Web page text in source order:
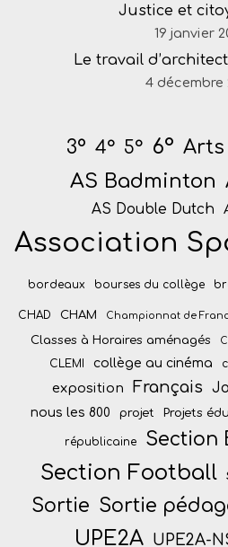
Justice et
19 janvier
Le travail
4 décembre
3° 4° 5° 6° Arts
AS Badminton
AS Double Dutch
Association
bordeaux bourses du collège
CHAD CHAM Championnat de
Classes à Horaires aménagés
CLEMI collège au cinéma
exposition Français
nous les 800 projet Projets
républicaine Section
Section Football
Sortie Sortie
UPE2A UPE2A-